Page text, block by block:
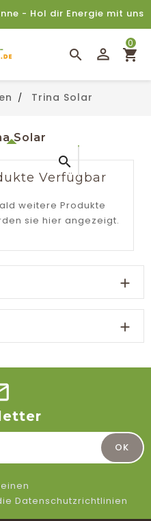
- Hol dir Energie mit uns
0
Trina Solar
Solar
Verfügbar
weitere Produkte
sie hier angezeigt.



Datenschutzrichtlinien